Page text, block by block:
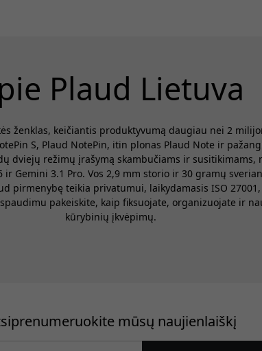
kalbų ir 30 valandų
veikiančiu
sidabrinis
Plaud Lietuva
ženklas, keičiantis produktyvumą daugiau nei 2
S, Plaud NotePin, itin plonas Plaud Note ir
dviejų režimų įrašymą skambučiams ir
ir Gemini 3.1 Pro. Vos 2,9 mm storio ir 30 gramų
pirmenybę teikia privatumui, laikydamasis ISO 27001,
pakeiskite, kaip fiksuojate, organizuojate ir
kūrybinių įkvėpimų.
mūsų naujienlaiškį